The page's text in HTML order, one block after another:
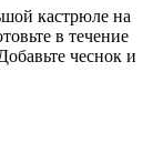
кастрюле на
в течение
чеснок и